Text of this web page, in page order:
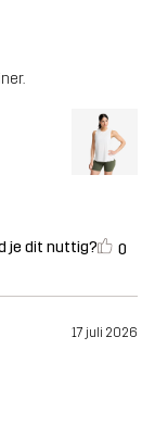
je dit nuttig? 0
17 juli 2026